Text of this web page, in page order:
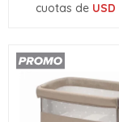
cuotas de USD